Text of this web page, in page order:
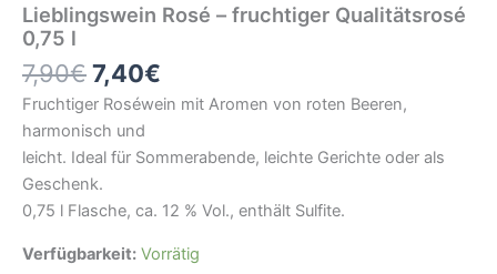
Lieblingswein Rosé – fruchtiger Qualitätsrosé
0,75 l
7,90€Ursprünglicher
Preis
war:
7,90€
7,40€
Preis
7,40€.
Fruchtiger Roséwein mit Aromen von roten Beeren,
harmonisch und
leicht. Ideal für Sommerabende, leichte Gerichte oder als
Geschenk.
0,75 l Flasche, ca. 12 % Vol., enthält Sulfite.
Verfügbarkeit: Vorrätig